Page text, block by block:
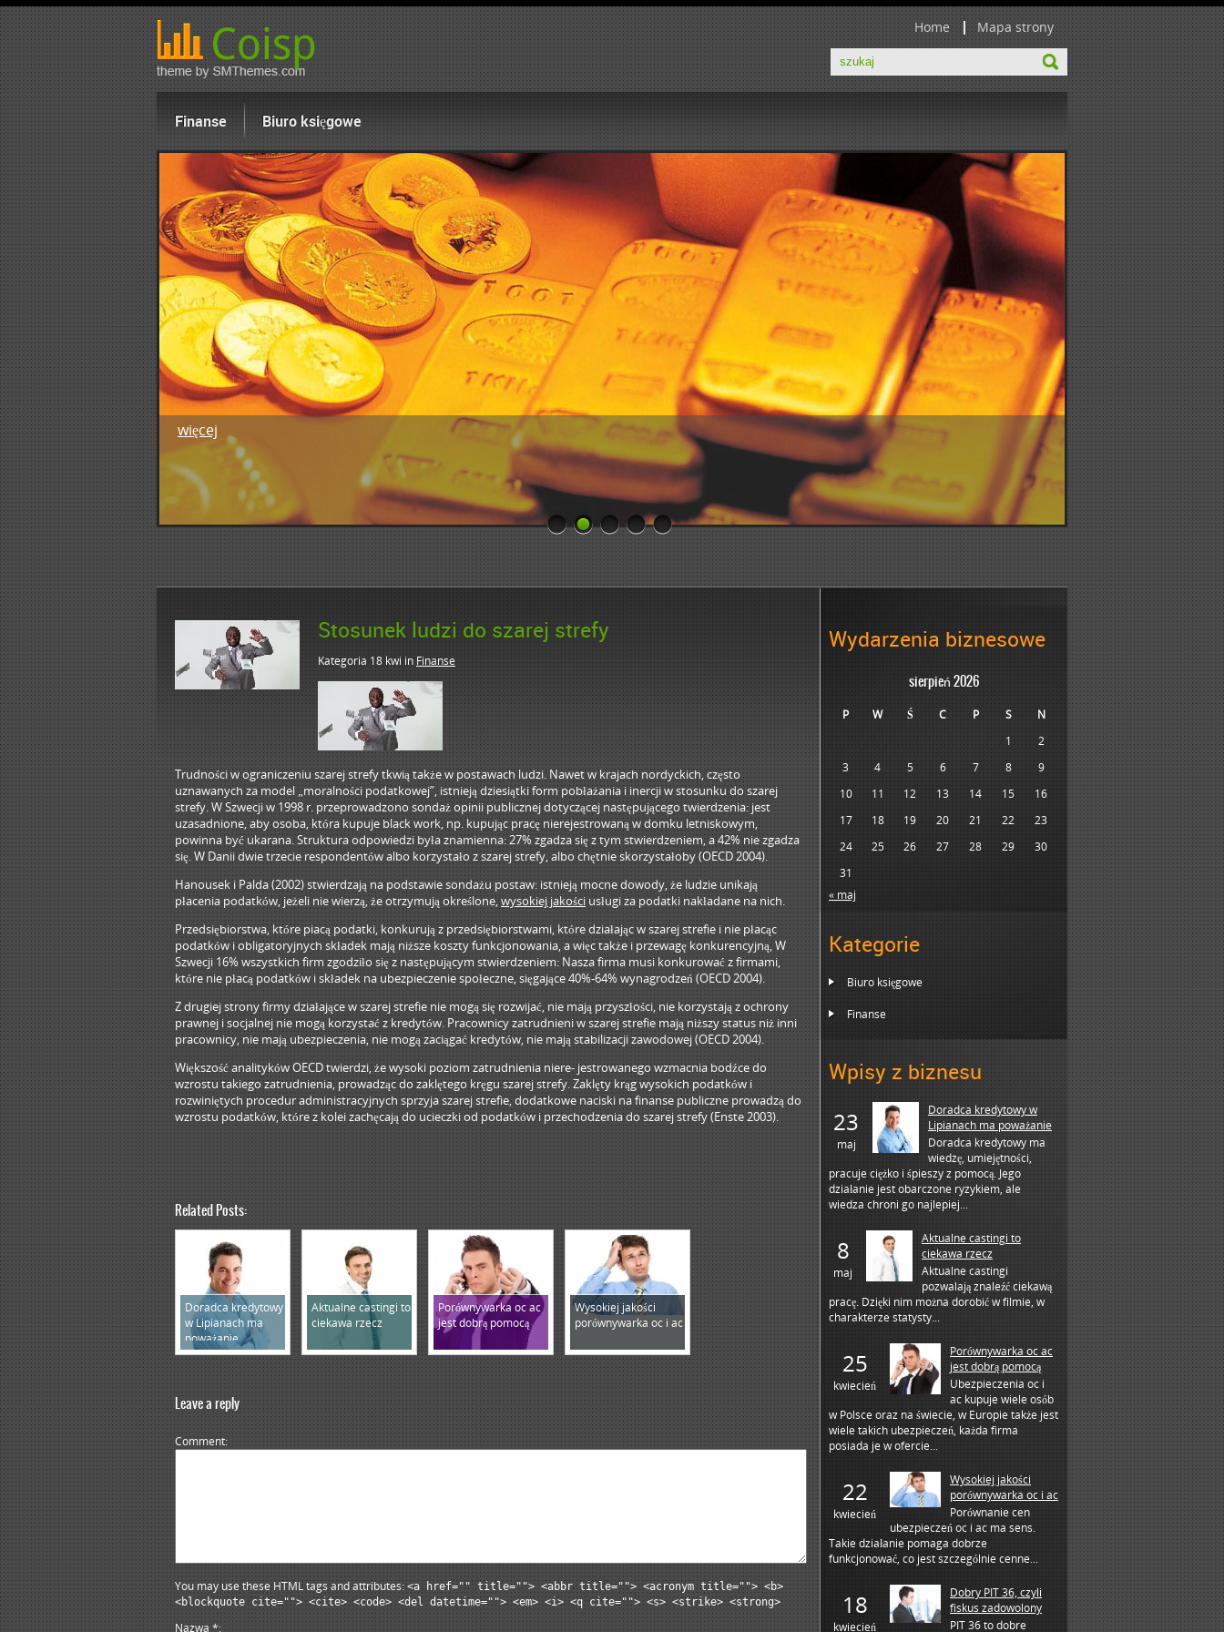
Home Mapa strony
Finanse Biuro księgowe
więcej
1 2 3
Wydarzenia biznesowe
sierpień 2026
P W Ś C P S
N
1
2
3
4 5 6 7 8
9
10
11 12 13 14 15
16
17
18 19 20 21 22
23
24
25 26 27 28 29
30
31
« maj
Kategorie
Biuro księgowe
Finanse
Wpisy z biznesu
23
maj
Doradca kredytowy w
Lipianach ma poważanie
Doradca kredytowy ma
wiedzę, umiejętności,
pracuje ciężko i śpieszy z pomocą. Jego
działanie jest obarczone ryzykiem, ale
wiedza chroni go najlepiej...
8
maj
Aktualne castingi to
ciekawa rzecz
Aktualne castingi
pozwalają znaleźć ciekawą
pracę. Dzięki nim można dorobić w filmie, w
charakterze statysty...
25
kwiecień
Porównywarka oc ac
jest dobrą pomocą
Ubezpieczenia oc i
ac kupuje wiele osób
w Polsce oraz na świecie, w Europie także jest
wiele takich ubezpieczeń, każda firma
posiada je w ofercie...
22
kwiecień
Wysokiej jakości
porównywarka oc i ac
Porównanie cen
ubezpieczeń oc i ac ma sens.
Takie działanie pomaga dobrze
funkcjonować, co jest szczególnie cenne...
18
kwiecień
Dobry PIT 36, czyli
fiskus zadowolony
PIT 36 to dobre
Stosunek ludzi do szarej strefy
Kategoria 18 kwiin Finanse
Trudności w ograniczeniu szarej strefy tkwią także w postawach ludzi. Nawet w krajach nordyckich, często
uznawanych za model „moralności podatkowej”, istnieją dziesiątki form pobłażania i inercji w stosunku do szarej
strefy. W Szwecji w 1998 r. przeprowadzono sondaż opinii publicznej dotyczącej następującego twierdzenia: jest
uzasadnione, aby osoba, która kupuje black work, np. kupując pracę nierejestrowaną w domku letniskowym,
powinna być ukarana. Struktura odpowiedzi była znamienna: 27% zgadza się z tym stwierdzeniem, a 42% nie zgadza
się. W Danii dwie trzecie respondentów albo korzystało z szarej strefy, albo chętnie skorzystałoby (OECD 2004).
Hanousek i Palda (2002) stwierdzają na podstawie sondażu postaw: istnieją mocne dowody, że ludzie unikają
płacenia podatków, jeżeli nie wierzą, że otrzymują określone,wysokiej jakościusługi za podatki nakładane na nich.
Przedsiębiorstwa, które piacą podatki, konkurują z przedsiębiorstwami, które działając w szarej strefie i nie płacąc
podatków i obligatoryjnych składek mają niższe koszty funkcjonowania, a więc także i przewagę konkurencyjną, W
Szwecji 16% wszystkich firm zgodziło się z następującym stwierdzeniem: Nasza firma musi konkurować z firmami,
które nie płacą podatków i składek na ubezpieczenie społeczne, sięgające 40%-64% wynagrodzeń (OECD 2004).
Z drugiej strony firmy działające w szarej strefie nie mogą się rozwijać, nie mają przyszłości, nie korzystają z ochrony
prawnej i socjalnej nie mogą korzystać z kredytów. Pracownicy zatrudnieni w szarej strefie mają niższy status niż inni
pracownicy, nie mają ubezpieczenia, nie mogą zaciągać kredytów, nie mają stabilizacji zawodowej (OECD 2004).
Większość analityków OECD twierdzi, że wysoki poziom zatrudnienia niere- jestrowanego wzmacnia bodźce do
wzrostu takiego zatrudnienia, prowadząc do zaklętego kręgu szarej strefy. Zaklęty krąg wysokich podatków i
rozwiniętych procedur administracyjnych sprzyja szarej strefie, dodatkowe naciski na finanse publiczne prowadzą do
wzrostu podatków, które z kolei zachęcają do ucieczki od podatków i przechodzenia do szarej strefy (Enste 2003).
Related Posts:
Doradca kredytowy
w Lipianach ma
poważanie
Aktualne castingi to
ciekawa rzecz
Porównywarka oc ac
jest dobrą pomocą
Wysokiej jakości
porównywarka oc i ac
Leave a reply
Comment
You may use these HTML tags and attributes:<a href="" title=""> <abbr title=""> <acronym title=""> <b>
<blockquote cite=""> <cite> <code> <del datetime=""> <em> <i> <q cite=""> <s> <strike> <strong>
Nazwa*